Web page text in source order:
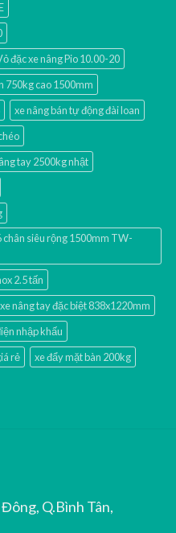
đặc xe nâng Pio 10.00-20
750kg cao 1500mm
xe nâng bán tự động đài loan
tay 2500kg nhật
chân siêu rộng 1500mm TW-
2.5 tấn
xe nâng tay đặc biệt 838x1220mm
nhập khấu
rẻ
xe đẩy mặt bàn 200kg
Q.Bình Tân,